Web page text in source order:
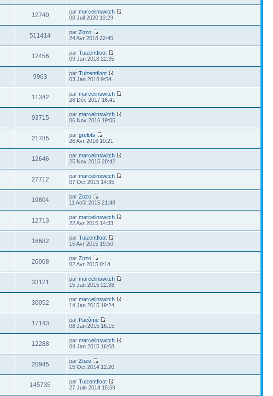
12740 parmarcelinswitch
08 Juil 2020 13:29
511414 parZozo
24 Avr 2018 22:45
12456 parTuizentfloot
09 Jan 2018 22:35
9963 parTuizentfloot
03 Jan 2018 9:54
11342 parmarcelinswitch
28 Déc 2017 16:41
93715 parmarcelinswitch
06 Nov 2016 19:05
21785 pargrelots
26 Avr 2016 10:21
12646 parmarcelinswitch
25 Nov 2015 20:42
27712 parmarcelinswitch
07 Oct 2015 14:35
19804 parZozo
11 Août 2015 21:48
12713 parmarcelinswitch
22 Avr 2015 14:33
16682 parTuizentfloot
15 Avr 2015 19:50
26008 parZozo
02 Avr 2015 0:14
33121 parmarcelinswitch
15 Jan 2015 22:38
30052 parmarcelinswitch
14 Jan 2015 19:24
17143 par Pacôme
08 Jan 2015 16:15
12288 parmarcelinswitch
04 Jan 2015 16:08
20945 parZozo
15 Oct 2014 12:20
145735 parTuizentfloot
27 Juin 2014 15:59